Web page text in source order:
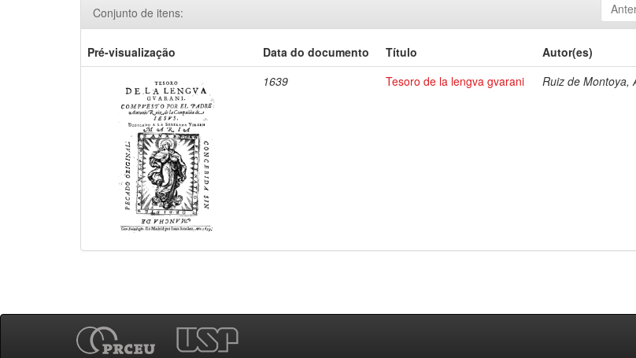
Conjunto de itens:
Pré-visualização Data do documento Título
Autor(es)
1639
Tesoro de la lengva gvarani Ruiz de Montoya,